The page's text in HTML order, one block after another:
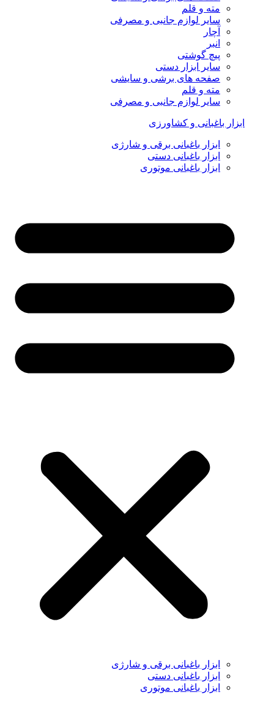
مته و قلم
سایر لوازم جانبی و مصرفی
آچار
انبر
پیچ گوشتی
سایر ابزار دستی
صفحه های برشی و سایشی
مته و قلم
سایر لوازم جانبی و مصرفی
ابزار باغبانی و کشاورزی
ابزار باغبانی برقی و شارژی
ابزار باغبانی دستی
ابزار باغبانی موتوری
ابزار باغبانی برقی و شارژی
ابزار باغبانی دستی
ابزار باغبانی موتوری